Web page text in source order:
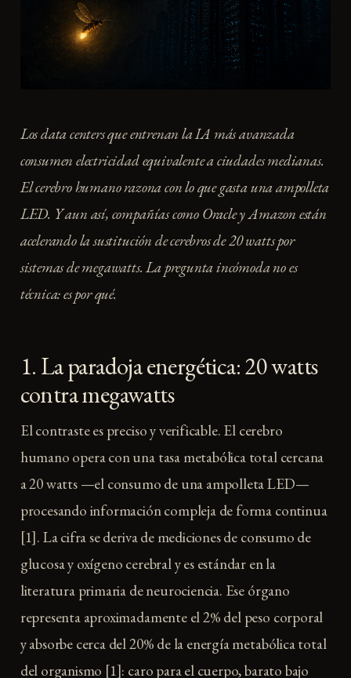
Los data centers que entrenan la IA más avanzada
consumen electricidad equivalente a ciudades medianas.
El cerebro humano razona con lo que gasta una ampolleta
LED. Y aun así, compañías como Oracle y Amazon están
acelerando la sustitución de cerebros de 20 watts por
sistemas de megawatts. La pregunta incómoda no es
técnica: es por qué.
1. La paradoja energética: 20 watts
contra megawatts
El contraste es preciso y verificable. El cerebro
humano opera con una tasa metabólica total cercana
a 20 watts —el consumo de una ampolleta LED—
procesando información compleja de forma continua
[1]. La cifra se deriva de mediciones de consumo de
glucosa y oxígeno cerebral y es estándar en la
literatura primaria de neurociencia. Ese órgano
representa aproximadamente el 2% del peso corporal
y absorbe cerca del 20% de la energía metabólica total
del organismo [1]: caro para el cuerpo, barato bajo